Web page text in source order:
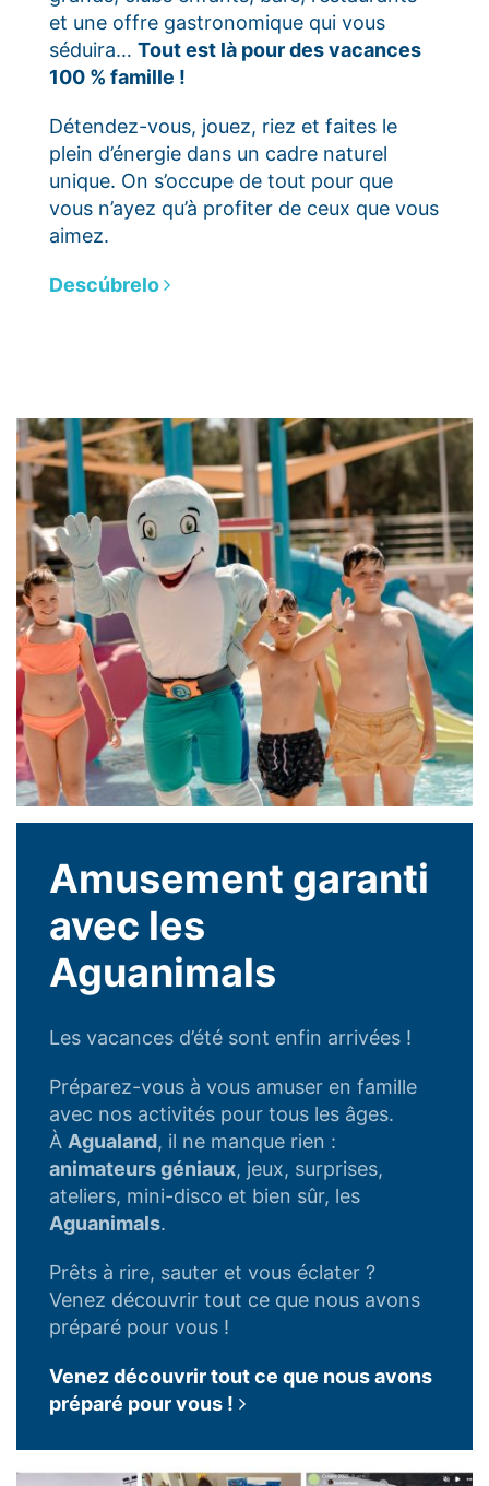
et une offre gastronomique qui vous
séduira… Tout est là pour des vacances
100 % famille !
Détendez-vous, jouez, riez et faites le
plein d’énergie dans un cadre naturel
unique. On s’occupe de tout pour que
vous n’ayez qu’à profiter de ceux que vous
aimez.
Descúbrelo
Amusement garanti
avec les
Aguanimals
Les vacances d’été sont enfin arrivées !
Préparez-vous à vous amuser en famille
avec nos activités pour tous les âges.
À Agualand, il ne manque rien :
animateurs géniaux, jeux, surprises,
ateliers, mini-disco et bien sûr, les
Aguanimals.
Prêts à rire, sauter et vous éclater ?
Venez découvrir tout ce que nous avons
préparé pour vous !
Venez découvrir tout ce que nous avons
préparé pour vous !